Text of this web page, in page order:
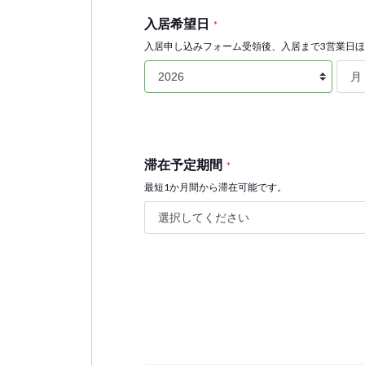
入居希望日 *
入居申し込みフォーム受領後、入居まで3営業日ほ
滞在予定期間 *
最短1か月間から滞在可能です。